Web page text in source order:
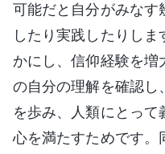
可能だと自分がみなす
したり実践したりし
かにし、信仰経験を増
の自分の理解を確認し
を歩み、人類にとっ
心を満たすためです。